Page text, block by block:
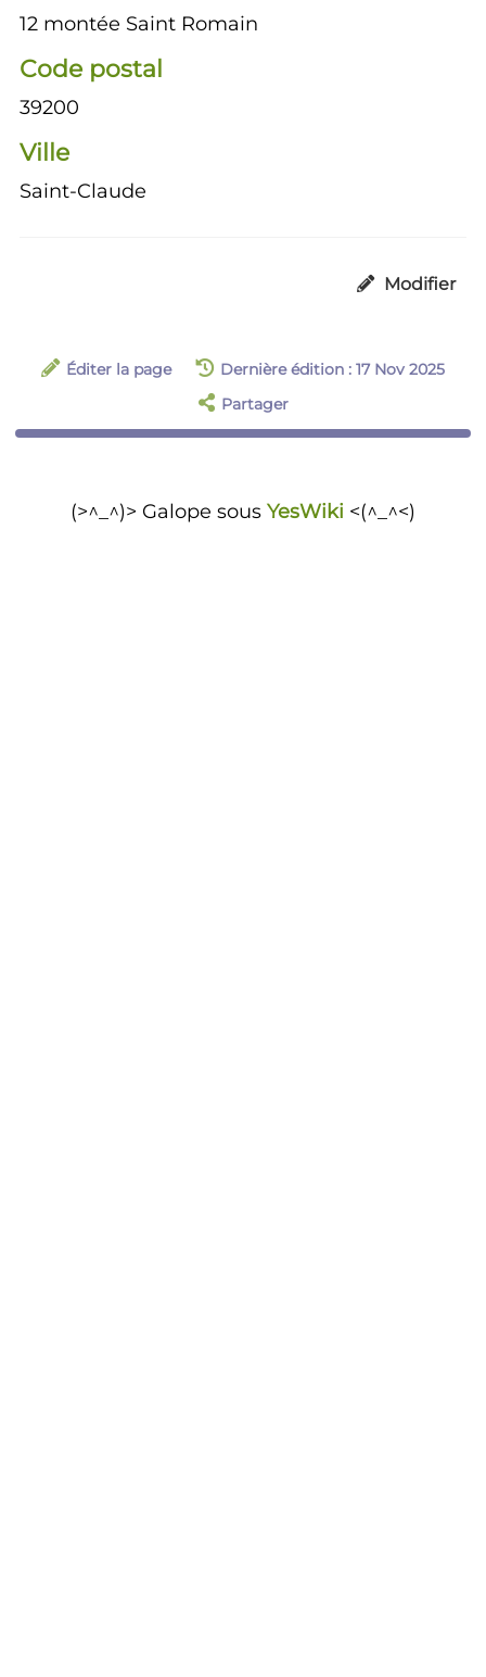
12 montée Saint Romain
Code postal
39200
Ville
Saint-Claude
Modifier
Éditer la page
Dernière édition : 17 Nov 2025
Partager
(>^_^)> Galope sous YesWiki <(^_^<)